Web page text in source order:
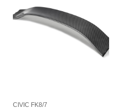
CIVIC FK8/7